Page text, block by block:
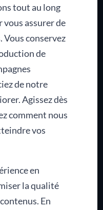
tout au long
vous assurer de
conservez
de
de notre
Agissez dès
comment nous
vos
en
la qualité
En